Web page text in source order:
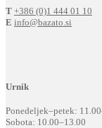
T +386 (0)1 444 01 10
E info@bazato.si
Urnik
Ponedeljek–petek:
Sobota: 10.00–13.00